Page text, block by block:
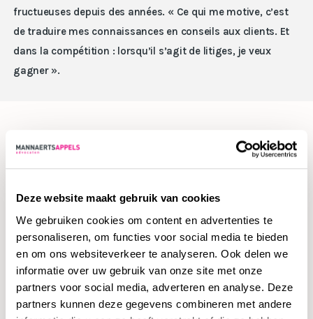
Deze website maakt gebruik van cookies
We gebruiken cookies om content en advertenties te
personaliseren, om functies voor social media te bieden
en om ons websiteverkeer te analyseren. Ook delen we
informatie over uw gebruik van onze site met onze
partners voor social media, adverteren en analyse. Deze
partners kunnen deze gegevens combineren met andere
fructueuses depuis des années. « Ce qui me motive, c’est
de traduire mes connaissances en conseils aux clients. Et
dans la compétition : lorsqu’il s’agit de litiges, je veux
gagner ».
d’habitude. Pratiquer le droit de la construction, le droit de
l’environnement et le droit des marchés publics, par
exemple, est une combinaison rare. Toutefois, ses
connaissances vont au-delà de ces différents domaines du
droit. Il est également un acteur bien connu du secteur
immobilier local. Il connaît les pions et le fonctionnement